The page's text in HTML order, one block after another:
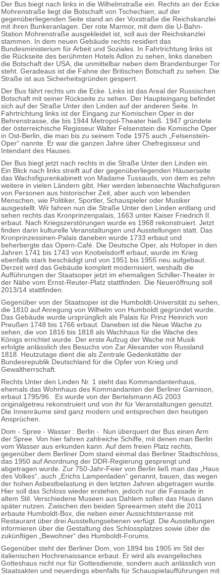
Der Bus biegt nach links in die Wilhelmstraße ein. Rechts an der Ecke
Mohrenstraße liegt die Botschaft von Tschechien; auf der
gegenüberliegenden Seite stand an der Voxstraße die Reichskanzlei
mit ihren Bunkeranlagen. Der rote Marmor, mit dem die U-Bahn-
Station Mohrenstraße ausgekleidet ist, soll aus der Reichskanzlei
stammen. In dem neuen Gebäude rechts residiert das
Bundesministerium für Arbeit und Soziales. In Fahrtrichtung links ist
die Rückseite des berühmten Hotels Adlon zu sehen, links daneben
die Botschaft der USA, die unmittelbar neben dem Brandenburger Tor
steht. Geradeaus ist die Fahne der Britischen Botschaft zu sehen. Die
Straße ist aus Sicherheitsgründen gesperrt.
Der Bus fährt rechts um die Ecke. Links ist das Areal der Russischen
Botschaft mit seiner Rückseite zu sehen. Der Haupteingang befindet
sich auf der Straße Unter den Linden auf der anderen Seite. In
Fahrtrichtung links ist der Eingang zur Komischen Oper in der
Behrenstrasse, die bis 1944 Metropol-Theater hieß. 1947 gründete
der österreichische Regisseur Walter Felsenstein die Komische Oper
in Ost-Berlin, die man bis zu seinem Tode 1975 auch „Felsenstein-
Oper“ nannte. Er war die ganzen Jahre über Chefregisseur und
Intendant des Hauses.
Der Bus biegt jetzt nach rechts in die Straße Unter den Linden ein.
Ein Blick nach links streift auf der gegenüberliegenden Häuserseite
das Wachsfigurenkabinett von Madame Tussauds, von dem es zehn
weitere in vielen Ländern gibt. Hier werden lebensechte Wachsfiguren
von Personen aus historischer Zeit, aber auch von lebenden
Menschen, wie Politiker, Sportler, Schauspieler oder Musiker
ausgestellt. Wir fahren nun die Straße Unter den Linden entlang und
sehen rechts das Kronprinzenpalais, 1663 unter Kaiser Friedrich II.
erbaut. Nach Kriegszerstörungen wurde es 1968 rekonstruiert. Jetzt
finden darin kulturelle Veranstaltungen und Ausstellungen statt. Das
Kronprinzessinen-Palais daneben wurde 1733 erbaut und
beherbergte das Opern-Café. Die Deutsche Oper, als Hofoper in den
Jahren 1741 bis 1743 von Knobelsdorff erbaut, wurde im Krieg
ebenfalls stark beschädigt und von 1951 bis 1955 neu aufgebaut.
Derzeit wird das Gebäude komplett modernisiert, weshalb die
Aufführungen der Staatsoper jetzt im ehemaligen Schiller-Theater in
der Nähe vom Ernst-Reuter-Platz stattfinden. Die Neueröffnung soll
2013/14 stattfinden.
Gegenüber von der Staatsoper ist die Humboldt-Universität zu sehen,
die 1810 auf Anregung von Wilhelm von Humboldt gegründet wurde.
Das Gebäude wurde ursprünglich als Palais für Prinz Heinrich von
Preußen 1748 bis 1766 erbaut. Daneben ist die Neue Wache zu
sehen, die von 1816 bis 1818 als Wachhaus für die Wache des
Königs errichtet wurde. Der erste Aufzug der Wache mit Musik
erfolgte anlässlich des Besuchs von Zar Alexander von Russland
1818. Heutzutage dient die als Zentrale Gedenkstätte der
Bundesrepublik Deutschland für die Opfer von Krieg und
Gewaltherrschaft.
Rechts Unter den Linden Nr. 1 steht das Kommandantenhaus,
ehemals das Wohnhaus des Kommandanten der Berliner Garnison,
erbaut 1795/96. Es wurde von der Bertelsmann AG 2003
originalgetreu rekonstruiert und von ihr für Veranstaltungen genutzt.
Die Innenräume sind ganz modern und entsprechen den heutigen
Ansprüchen.
Dom - Spree - Wasser : Berlin - Nun überquert der Bus einen Arm
der Spree. Von hier fahren zahlreiche Schiffe, mit denen man Berlin
vom Wasser aus erkunden kann. Auf dem freien Platz rechts,
gegenüber dem Berliner Dom stand einmal das Berliner Stadtschloss,
das 1950 auf Anordnung der DDR-Regierung gesprengt und
abgetragen wurde. Zur 750-Jahr-Feier von Berlin ließ man das „Haus
des Volkes“, auch „Erichs Lampenladen“ genannt, bauen, das wegen
der hohen Asbestbelastung in den letzten Jahren abgetragen wurde.
Hier soll das Schloss wieder erstehen, jedoch nur die Fassade in
altem Stil. Verschiedene Museen aus Dahlem sollen das Haus dann
später nutzen. Zwischen den beiden Spreearmen steht die 2011
erbaute Humboldt-Box, die neben einer Aussichtsterrasse mit
Restaurant über drei Ausstellungsebenen verfügt. Die Ausstellungen
informieren über die Gestaltung des Schlossplatzes sowie über die
zukünftigen „Bewohner“ des Humboldt-Forums.
Gegenüber steht der Berliner Dom, von 1894 bis 1905 im Stil der
italienischen Hochrenaissance erbaut. Er wird als evangelisches
Gotteshaus nicht nur für Gottesdienste, sondern auch anlässlich von
Staatsakten und neuerdings ebenfalls für Schauspielaufführungen mit